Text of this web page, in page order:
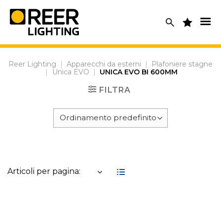
content
Reer Lighting | Apparecchi da esterni |
Plafoniere stagne
|
Unica EVO | UNICA EVO BI 600MM
FILTRA
Articoli per pagina: